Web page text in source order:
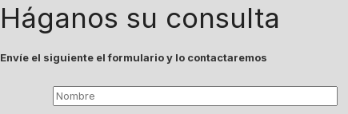
Háganos su consulta
Envíe el siguiente el formulario y lo contactaremos